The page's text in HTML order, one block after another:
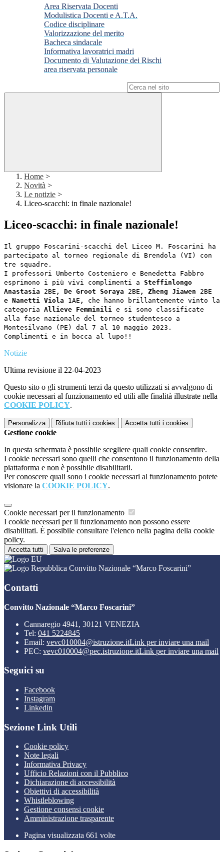
Area Riservata Docenti
Modulistica Docenti e A.T.A.
Codice disciplinare
Valorizzazione del merito
Bacheca sindacale
Informativa lavoratrici madri
Documento di Valutazione dei Rischi
area riservata personale
Home >
Novità >
Le notizie >
Liceo-scacchi: in finale nazionale!
Liceo-scacchi: in finale nazionale!
Il gruppo Foscarini-scacchi del Liceo M. Foscarini ha
partecipato al torneo regionale di Brendola (VI) con
tre squadre.
I professori Umberto Costeniero e Benedetta Fabbro
esprimono i più vivi complimenti a Steffinlongo
Anastasia 2BE , De Groot Soraya 2BE , Zheng Jiawen 2BE
e Nanetti Viola 1AE , che hanno brillantemente vinto la
categoria Allieve Femminili e si sono classificate
alla fase nazionale del torneo studentesco a
Montesilvano (PE) dal 7 al 10 maggio 2023.
Complimenti e in bocca al lupo!!
Notizie
Ultima revisione il 22-04-2023
Questo sito o gli strumenti terzi da questo utilizzati si avvalgono di
cookie necessari al funzionamento ed utili alle finalità illustrate nella
COOKIE POLICY.
Personalizza Rifiuta tutti i cookies Accetta tutti i cookies
Gestione cookie
In questa schermata è possibile scegliere quali cookie consentire.
I cookie necessari sono quelli che consentono il funzionamento della
piattaforma e non è possibile disabilitarli.
Per conoscere quali sono i cookie necessari al funzionamento potete
visionare la COOKIE POLICY.
Cookie necessari per il funzionamento
I cookie necessari per il funzionamento non possono essere
disabilitati. È possibile consultare l'elenco nella pagina della cookie
policy.
Accetta tutti Salva le preferenze
Convitto Nazionale “Marco Foscarini”
Contatti
Convitto Nazionale “Marco Foscarini”
Cannaregio 4941, 30121 VENEZIA
Tel: 041 5224845
Email: vevc010004@istruzione.itLink per inviare una mail
PEC: vevc010004@pec.istruzione.itLink per inviare una mail
Seguici su
Facebook
Instagram
Linkedin
Sezione Link Utili
Cookie policy
Note legali
Informativa Privacy
Ufficio Relazioni con il Pubblico
Dichiarazione di accessibilità
Obiettivi di accessibilità
Whistleblowing
Gestione consensi cookie
Amministrazione trasparente
Pagina visualizzata 661 volte